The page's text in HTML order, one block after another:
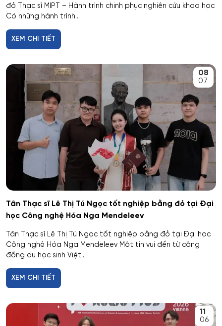
đỏ Thạc sĩ MIPT – Hành trình chinh phục nghiên cứu khoa học
Có những hành trình...
XEM CHI TIẾT
08
07
Tân Thạc sĩ Lê Thị Tú Ngọc tốt nghiệp bằng đỏ tại Đại
học Công nghệ Hóa Nga Mendeleev
Tân Thạc sĩ Lê Thị Tú Ngọc tốt nghiệp bằng đỏ tại Đại học
Công nghệ Hóa Nga Mendeleev Một tin vui đến từ cộng
đồng du học sinh Việt...
XEM CHI TIẾT
11
06